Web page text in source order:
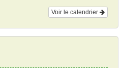
Voir le calendrier